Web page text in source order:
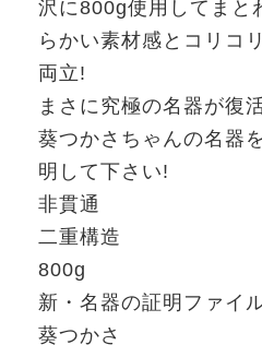
沢に800g使用してまと
らかい素材感とコリコ
両立!
まさに究極の名器が復
葵つかさちゃんの名器
明して下さい!
非貫通
二重構造
800g
新・名器の証明 ファイ
葵つかさ